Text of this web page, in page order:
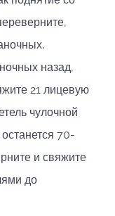
назад,
21 лицевую
чулочной
70-
и свяжите
до